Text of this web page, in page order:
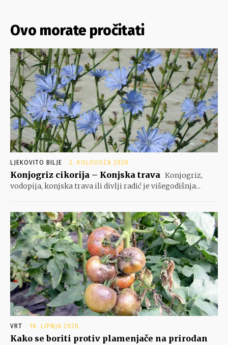
Ovo morate pročitati
LJEKOVITO BILJE 2. KOLOVOZA 2020.
Konjogriz cikorija – Konjska trava Konjogriz,
vodopija, konjska trava ili divlji radić je višegodišnja...
VRT 18. LIPNJA 2020.
Kako se boriti protiv plamenjače na prirodan